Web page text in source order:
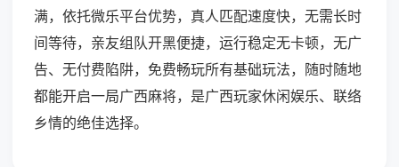
满，依托微乐平台优势，真人匹配速度快，无需长时
间等待，亲友组队开黑便捷，运行稳定无卡顿，无广
告、无付费陷阱，免费畅玩所有基础玩法，随时随地
都能开启一局广西麻将，是广西玩家休闲娱乐、联络
乡情的绝佳选择。